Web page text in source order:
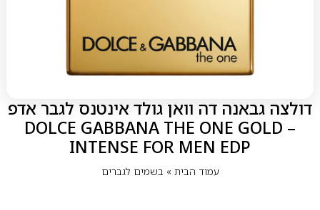
דולצה גבאנה דה וואן גולד אינטנס לגבר אדפ
– DOLCE GABBANA THE ONE GOLD
INTENSE FOR MEN EDP
עמוד הבית» בשמים לגברים